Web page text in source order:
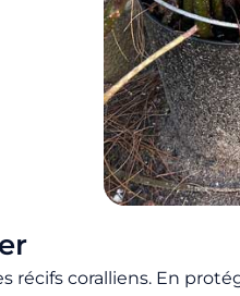
récifs coralliens. En